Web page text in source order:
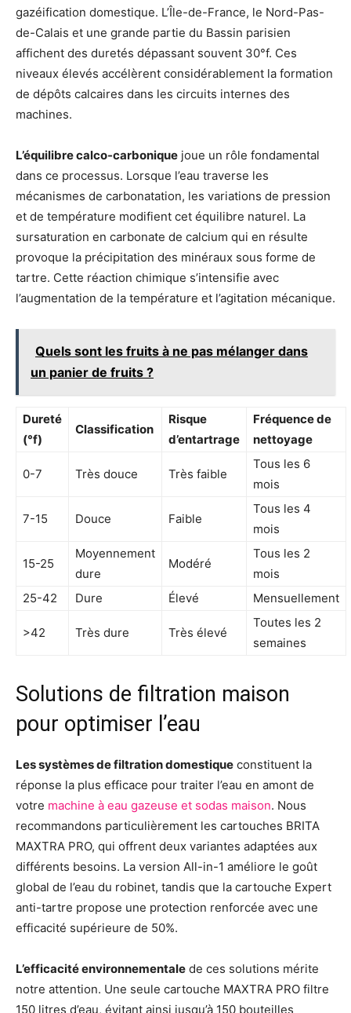
gazéification domestique. L’Île-de-France, le Nord-Pas-
de-Calais et une grande partie du Bassin parisien
affichent des duretés dépassant souvent 30°f. Ces
niveaux élevés accélèrent considérablement la formation
de dépôts calcaires dans les circuits internes des
machines.
L’équilibre calco-carbonique joue un rôle fondamental
dans ce processus. Lorsque l’eau traverse les
mécanismes de carbonatation, les variations de pression
et de température modifient cet équilibre naturel. La
sursaturation en carbonate de calcium qui en résulte
provoque la précipitation des minéraux sous forme de
tartre. Cette réaction chimique s’intensifie avec
l’augmentation de la température et l’agitation mécanique.
Quels sont les fruits à ne pas mélanger dans
un panier de fruits ?
Dureté
(°f)
Classification
Risque
d’entartrage
Fréquence de
nettoyage
0-7 Très douce Très faible
Tous les 6
mois
7-15 Douce Faible
Tous les 4
mois
15-25
Moyennement
dure
Modéré
Tous les 2
mois
25-42
Dure Élevé Mensuellement
>42 Très dure Très élevé
Toutes les 2
semaines
Solutions de filtration maison
pour optimiser l’eau
Les systèmes de filtration domestique constituent la
réponse la plus efficace pour traiter l’eau en amont de
votre machine à eau gazeuse et sodas maison. Nous
recommandons particulièrement les cartouches BRITA
MAXTRA PRO, qui offrent deux variantes adaptées aux
différents besoins. La version All-in-1 améliore le goût
global de l’eau du robinet, tandis que la cartouche Expert
anti-tartre propose une protection renforcée avec une
efficacité supérieure de 50%.
L’efficacité environnementale de ces solutions mérite
notre attention. Une seule cartouche MAXTRA PRO filtre
150 litres d’eau, évitant ainsi jusqu’à 150 bouteilles